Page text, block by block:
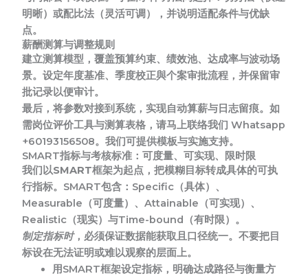
明晰）或配比法（灵活可调），并说明适配条件与优缺
点。
薪酬测算与调整规则
建立测算模型，覆盖预算约束、绩效池、达成率与波动场
景。设定年度基准、季度校正與个案审批流程，并保留审
批记录以便审计。
最后，将参数对接到系统，实现自动算薪与日志留痕。如
需岗位评价工具与测算表格，请马上联络我们 Whatsapp
+60193156508。我们可提供模板与实施支持。
SMART指标与考核标准：可度量、可实现、限时限
我们以SMART框架为起点 ，把模糊目标转成具体的可执
行指标。SMART包含：Specific（具体）、
Measurable（可度量）、Attainable（可实现）、
Realistic（现实）与Time-bound（有时限）。
制定指标时，必须保证数据能获取且口径统一。不要把目
标设在无法证明或难以观察的层面上。
用SMART框架设定指标，明确达成路径与衡量方